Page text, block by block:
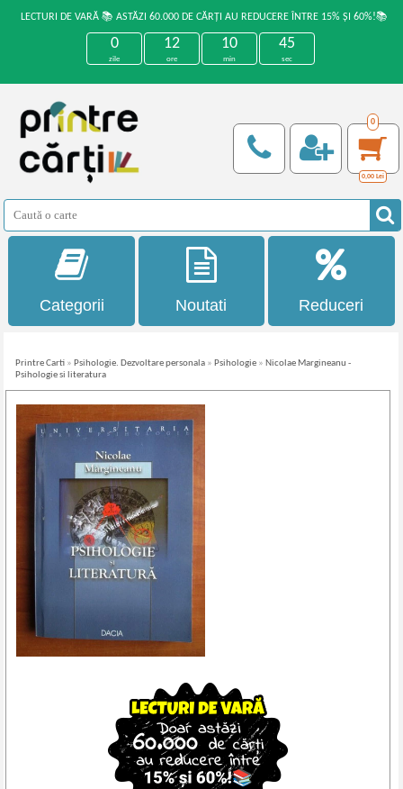
LECTURI DE VARĂ 📚 ASTĂZI 60.000 DE CĂRȚI AU REDUCERE ÎNTRE 15% ȘI 60%!📚
0
zile
12
ore
10
min
44
sec
0
0,00 Lei
Categorii Noutati Reduceri
Printre Carti » Psihologie. Dezvoltare personala » Psihologie » Nicolae Margineanu -
Psihologie si literatura